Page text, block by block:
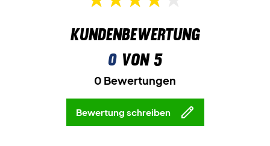
Kundenbewertung
0von 5
0 Bewertungen
Bewertung schreiben